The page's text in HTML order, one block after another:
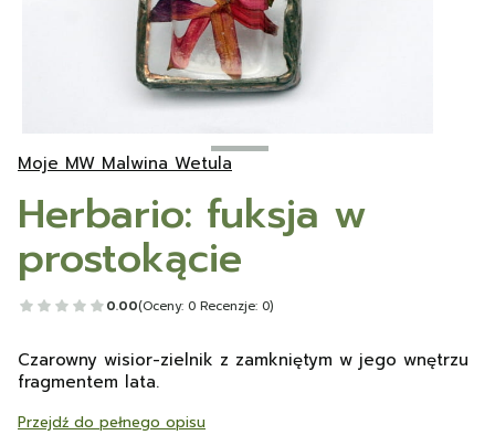
Moje MW Malwina Wetula
Herbario: fuksja w
prostokącie
0.00(Oceny: 0 Recenzje: 0)
Czarowny wisior-zielnik z zamkniętym w jego wnętrzu
fragmentem lata.
Przejdź do pełnego opisu